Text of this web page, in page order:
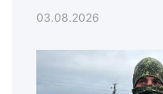
03.08.2026